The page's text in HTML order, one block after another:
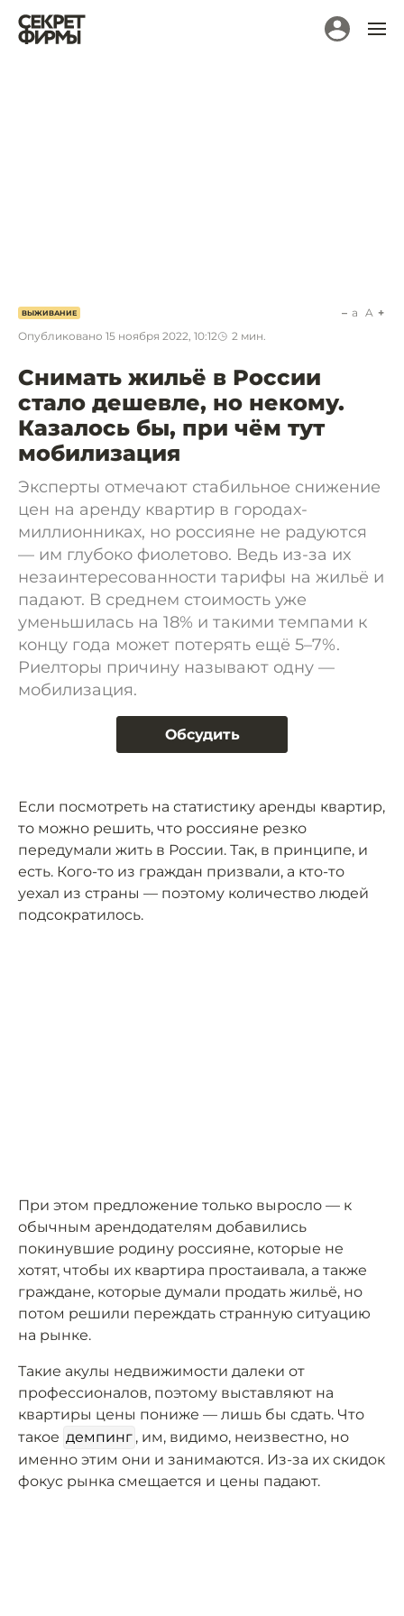
ВЫЖИВАНИЕ
Опубликовано 15 ноября 2022, 10:12 2 мин.
a A
Снимать жильё в России
стало дешевле, но некому.
Казалось бы, при чём тут
мобилизация
Эксперты отмечают стабильное снижение
цен на аренду квартир в городах-
миллионниках, но россияне не радуются
— им глубоко фиолетово. Ведь из-за их
незаинтересованности тарифы на жильё и
падают. В среднем стоимость уже
уменьшилась на 18% и такими темпами к
концу года может потерять ещё 5–7%.
Риелторы причину называют одну —
мобилизация.
Обсудить
Если посмотреть на статистику аренды квартир,
то можно решить, что россияне резко
передумали жить в России. Так, в принципе, и
есть. Кого-то из граждан призвали, а кто-то
уехал из страны — поэтому количество людей
подсократилось.
При этом предложение только выросло — к
обычным арендодателям добавились
покинувшие родину россияне, которые не
хотят, чтобы их квартира простаивала, а также
граждане, которые думали продать жильё, но
потом решили переждать странную ситуацию
на рынке.
Такие акулы недвижимости далеки от
профессионалов, поэтому выставляют на
квартиры цены пониже — лишь бы сдать. Что
такое демпинг , им, видимо, неизвестно, но
именно этим они и занимаются. Из-за их скидок
фокус рынка смещается и цены падают.